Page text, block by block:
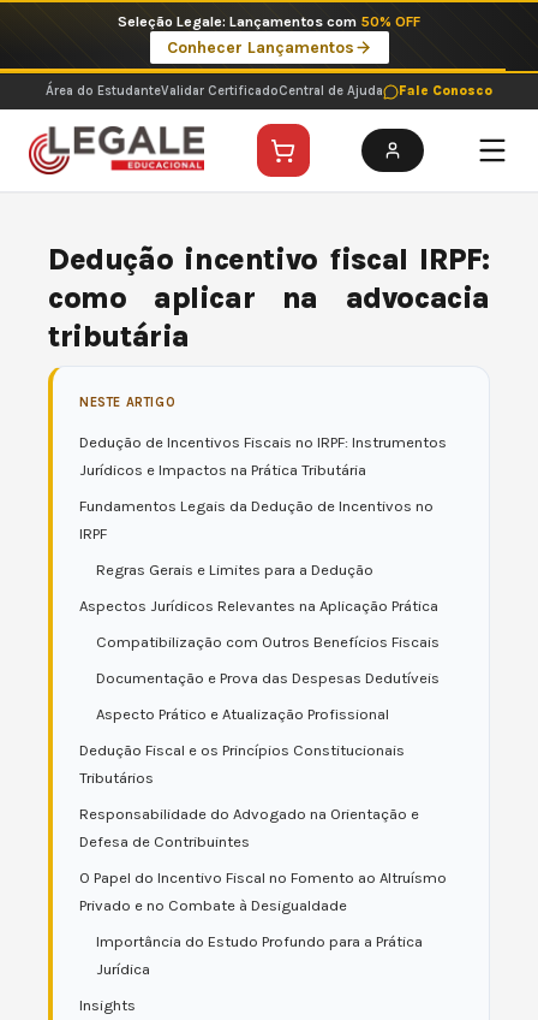
o
conteúdo
Imperdíveis no Pix: Pós Selecionadas a 199 reais no pix em parcela única
Ver ofertas
Área do EstudanteValidar CertificadoCentral de Ajuda Fale Conosco
Dedução incentivo fiscal IRPF:
como aplicar na advocacia
tributária
NESTE ARTIGO
Dedução de Incentivos Fiscais no IRPF: Instrumentos
Jurídicos e Impactos na Prática Tributária
Fundamentos Legais da Dedução de Incentivos no
IRPF
Regras Gerais e Limites para a Dedução
Aspectos Jurídicos Relevantes na Aplicação Prática
Compatibilização com Outros Benefícios Fiscais
Documentação e Prova das Despesas Dedutíveis
Aspecto Prático e Atualização Profissional
Dedução Fiscal e os Princípios Constitucionais
Tributários
Responsabilidade do Advogado na Orientação e
Defesa de Contribuintes
O Papel do Incentivo Fiscal no Fomento ao Altruísmo
Privado e no Combate à Desigualdade
Importância do Estudo Profundo para a Prática
Jurídica
Insights